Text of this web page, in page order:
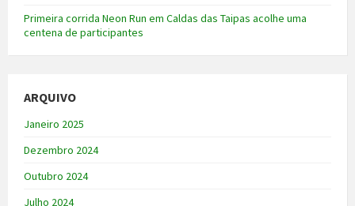
Primeira corrida Neon Run em Caldas das Taipas acolhe uma
centena de participantes
ARQUIVO
Janeiro 2025
Dezembro 2024
Outubro 2024
Julho 2024